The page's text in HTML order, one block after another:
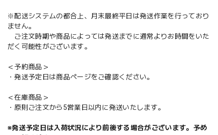
※配送システムの都合上、月末最終平日は発送作業を行っており
ません。
ご注文時期や商品によっては発送までに通常よりお時間をいた
だく可能性がございます。
＜予約商品＞
・発送予定日は商品ページをご確認ください。
＜在庫商品＞
・原則ご注文から5営業日以内に発送いたします。
※発送予定日は入荷状況により前後する場合がございます。予め